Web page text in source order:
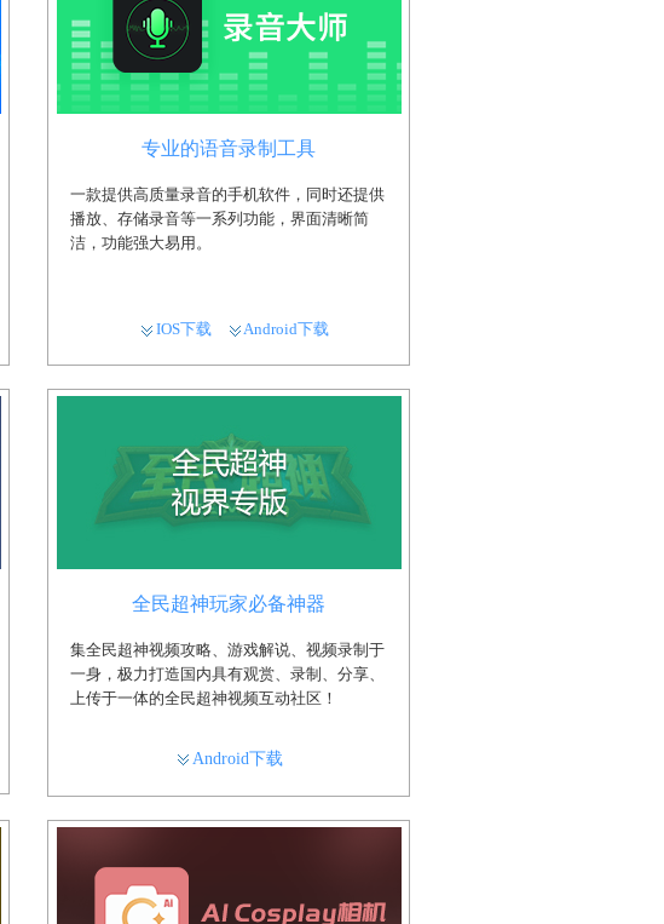
专业的语音录制工具
一款提供高质量录音的手机软件，同时还提供
播放、存储录音等一系列功能，界面清晰简
洁，功能强大易用。
IOS下载 Android下载
全民超神玩家必备神器
集全民超神视频攻略、游戏解说、视频录制于
一身，极力打造国内具有观赏、录制、分享、
上传于一体的全民超神视频互动社区！
Android下载